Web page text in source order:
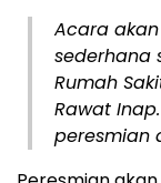
Acara
sederhana
Rumah
Rawat
peresmian